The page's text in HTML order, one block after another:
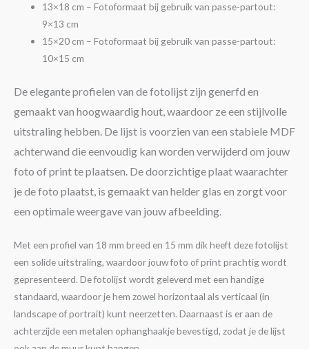
13×18 cm – Fotoformaat bij gebruik van passe-partout:
9×13 cm
15×20 cm – Fotoformaat bij gebruik van passe-partout:
10×15 cm
De elegante profielen van de fotolijst zijn generfd en
gemaakt van hoogwaardig hout, waardoor ze een stijlvolle
uitstraling hebben. De lijst is voorzien van een stabiele MDF
achterwand die eenvoudig kan worden verwijderd om jouw
foto of print te plaatsen. De doorzichtige plaat waarachter
je de foto plaatst, is gemaakt van helder glas en zorgt voor
een optimale weergave van jouw afbeelding.
Met een profiel van 18 mm breed en 15 mm dik heeft deze fotolijst
een solide uitstraling, waardoor jouw foto of print prachtig wordt
gepresenteerd. De fotolijst wordt geleverd met een handige
standaard, waardoor je hem zowel horizontaal als verticaal (in
landscape of portrait) kunt neerzetten. Daarnaast is er aan de
achterzijde een metalen ophanghaakje bevestigd, zodat je de lijst